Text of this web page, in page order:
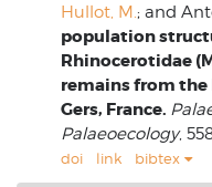
Hullot, M.; and
population
Rhinocerotidae
remains from the
Gers, France.
Palaeoecology,
doi link bibtex